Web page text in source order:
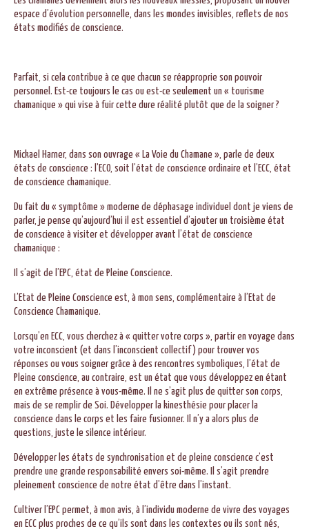
espace d’évolution personnelle, dans les mondes invisibles, reflets de nos
états modifiés de conscience.
Parfait, si cela contribue à ce que chacun se réapproprie son pouvoir
personnel. Est-ce toujours le cas ou est-ce seulement un « tourisme
chamanique » qui vise à fuir cette dure réalité plutôt que de la soigner ?
Mickael Harner, dans son ouvrage « La Voie du Chamane », parle de deux
états de conscience : l’ECO, soit l’état de conscience ordinaire et l’ECC, état
de conscience chamanique.
Du fait du « symptôme » moderne de déphasage individuel dont je viens de
parler, je pense qu’aujourd’hui il est essentiel d’ajouter un troisième état
de conscience à visiter et développer avant l’état de conscience
chamanique :
Il s’agit de l’EPC, état de Pleine Conscience.
L’Etat de Pleine Conscience est, à mon sens, complémentaire à l’Etat de
Conscience Chamanique.
Lorsqu’en ECC, vous cherchez à « quitter votre corps », partir en voyage dans
votre inconscient (et dans l’inconscient collectif) pour trouver vos
réponses ou vous soigner grâce à des rencontres symboliques, l’état de
Pleine conscience, au contraire, est un état que vous développez en étant
en extrême présence à vous-même. Il ne s’agit plus de quitter son corps,
mais de se remplir de Soi. Développer la kinesthésie pour placer la
conscience dans le corps et les faire fusionner. Il n’y a alors plus de
questions, juste le silence intérieur.
Développer les états de synchronisation et de pleine conscience c’est
prendre une grande responsabilité envers soi-même. Il s’agit prendre
pleinement conscience de notre état d’être dans l’instant.
Cultiver l’EPC permet, à mon avis, à l’individu moderne de vivre des voyages
en ECC plus proches de ce qu’ils sont dans les contextes ou ils sont nés,